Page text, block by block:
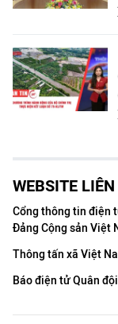
WEBSITE
Cổng thông tin điện
Đảng Cộng sản Việt
Thông tấn xã Việt
Báo điện tử Quân